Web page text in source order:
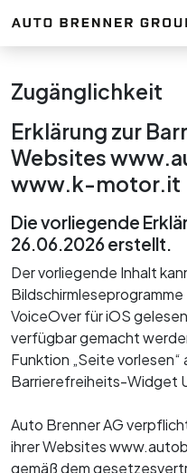
Volkswagen
Volkswagen
Gebrauchtwagen
Audi Service
Skoda Service
Seat Service
KIA
Alle Aktionen
Verkaufsangebote
Volkswagen
Nutzfahrzeuge
KIA Angebote
Serviceaktionen
Alle Standorte
Auto Brenner
Auto Brenner
Auto Brenner
Auto Brenner
Auto Brenner
K-Motor Bruneck
Über uns
Zertifizierungen
Arbeiten Sie mit uns
Whistleblowing
Volkswagen
Volkswagen
Nutzfahrzeuge
Kia Neuwagen
Kia
Bewerten Sie
Zugänglichkeit
Erklärung zur
Websites
www.k-motor.it
Die vorliegende
26.06.2026 erstellt.
Der vorliegende Inhalt
VoiceOver für iOS
verfügbar gemacht
Funktion „Seite
Barrierefreiheits-Widget
Auto Brenner AG
ihrer Websites
gemäß dem